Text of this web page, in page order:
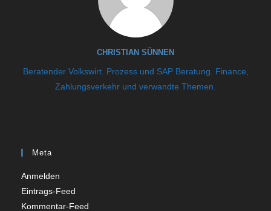
CHRISTIAN SÜNNEN
Beratender Volkswirt. Prozess und SAP Beratung. Finance,
Zahlungsverkehr und verwandte Themen.
Meta
Anmelden
Eintrags-Feed
Kommentar-Feed